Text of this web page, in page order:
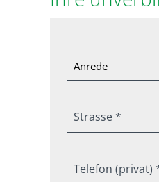
Strasse *
Telefon (privat)